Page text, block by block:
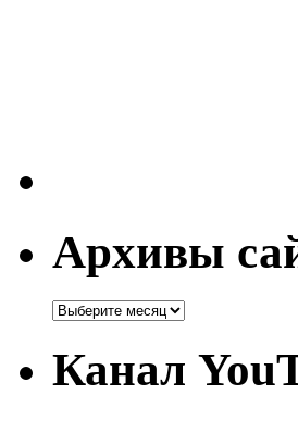
Архивы
Канал